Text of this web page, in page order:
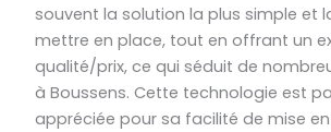
souvent la solution la plus simple et
mettre en place, tout en offrant un
qualité/prix, ce qui séduit de
à Boussens. Cette technologie est
appréciée pour sa facilité de mise